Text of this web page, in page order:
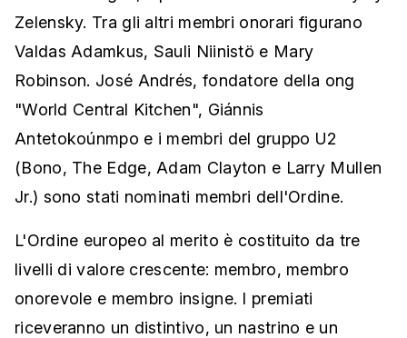
Zelensky. Tra gli altri membri onorari figurano
Valdas Adamkus, Sauli Niinistö e Mary
Robinson. José Andrés, fondatore della ong
"World Central Kitchen", Giánnis
Antetokoúnmpo e i membri del gruppo U2
(Bono, The Edge, Adam Clayton e Larry Mullen
Jr.) sono stati nominati membri dell'Ordine.
L'Ordine europeo al merito è costituito da tre
livelli di valore crescente: membro, membro
onorevole e membro insigne. I premiati
riceveranno un distintivo, un nastrino e un